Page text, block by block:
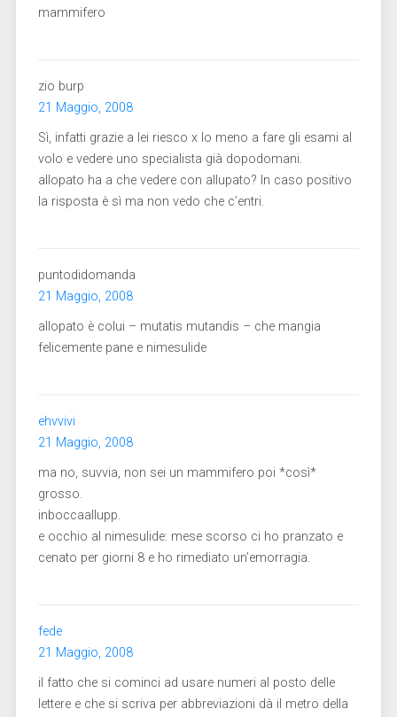
mammifero
zio burp
21 Maggio, 2008
Sì, infatti grazie a lei riesco x lo meno a fare gli esami al
volo e vedere uno specialista già dopodomani.
allopato ha a che vedere con allupato? In caso positivo
la risposta è sì ma non vedo che c’entri.
puntodidomanda
21 Maggio, 2008
allopato è colui – mutatis mutandis – che mangia
felicemente pane e nimesulide
ehvvivi
21 Maggio, 2008
ma no, suvvia, non sei un mammifero poi *così*
grosso.
inboccaallupp.
e occhio al nimesulide: mese scorso ci ho pranzato e
cenato per giorni 8 e ho rimediato un’emorragia.
fede
21 Maggio, 2008
il fatto che si cominci ad usare numeri al posto delle
lettere e che si scriva per abbreviazioni dà il metro della